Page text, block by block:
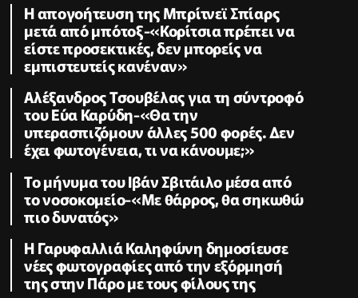
Η απογοήτευση της Μπρίτνεϊ Σπίαρς
μετά από μπότοξ-«Κορίτσια πρέπει να
είστε προσεκτικές, δεν μπορείς να
εμπιστευτείς κανέναν»
Αλέξανδρος Τσουβέλας για τη σύντροφό
του Εύα Καρύδη-«Θα την
υπερασπιζόμουν άλλες 500 φορές. Δεν
έχει φωτογένεια, τι να κάνουμε;»
Το μήνυμα του Ιβάν Σβιτάιλο μέσα από
το νοσοκομείο-«Με θάρρος, θα σηκωθώ
πιο δυνατός»
Η Γαρυφαλλιά Καληφώνη δημοσίευσε
νέες φωτογραφίες από την εξόρμησή
της στην Πάρο με τους φίλους της